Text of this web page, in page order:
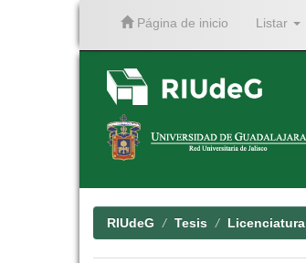
Página de inicio Listar
RIUdeG Tesis Licenciatura